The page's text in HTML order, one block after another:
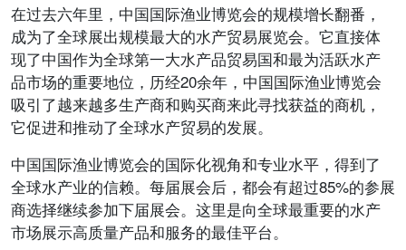
在过去六年里，中国国际渔业博览会的规模增长翻番，
成为了全球展出规模最大的水产贸易展览会。它直接体
现了中国作为全球第一大水产品贸易国和最为活跃水产
品市场的重要地位，历经20余年，中国国际渔业博览会
吸引了越来越多生产商和购买商来此寻找获益的商机，
它促进和推动了全球水产贸易的发展。
中国国际渔业博览会的国际化视角和专业水平，得到了
全球水产业的信赖。每届展会后，都会有超过85%的参展
商选择继续参加下届展会。这里是向全球最重要的水产
市场展示高质量产品和服务的最佳平台。